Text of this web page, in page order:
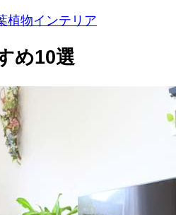
植物インテリア
め10選